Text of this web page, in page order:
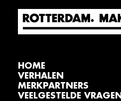
HOME
VERHALEN
MERKPARTNERS
VEELGESTELDE VRAGEN